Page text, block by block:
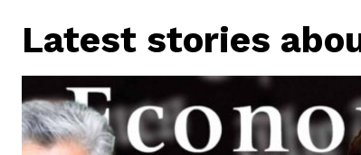
Latest stories